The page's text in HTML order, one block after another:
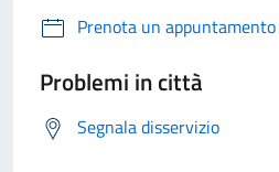
Prenota un appuntamento
Problemi in città
Segnala disservizio